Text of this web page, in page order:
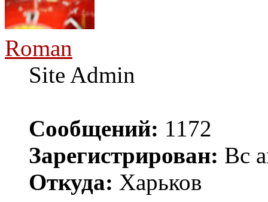
Roman
Site Admin
Сообщений: 1172
Зарегистрирован: Вс
Откуда: Харьков